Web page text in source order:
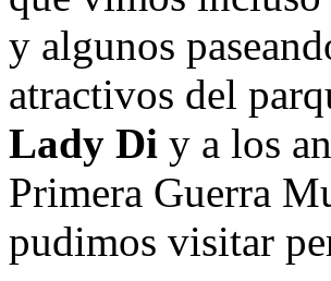
y algunos
atractivos del
Lady Di y a los
Primera Guerra
pudimos visitar